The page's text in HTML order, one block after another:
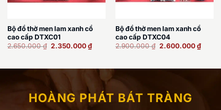
Bộ đồ thờ men lam xanh cổ
cao cấp DTXC01
2.650.000₫ Giá
2.350.000₫Giá
hiện
2.350.000 ₫.
Bộ đồ thờ men lam xanh cổ
cao cấp DTXC04
2.900.000₫ Giá
2.600.000₫Giá
hiện
HOÀNG PHÁT BÁT TRÀNG